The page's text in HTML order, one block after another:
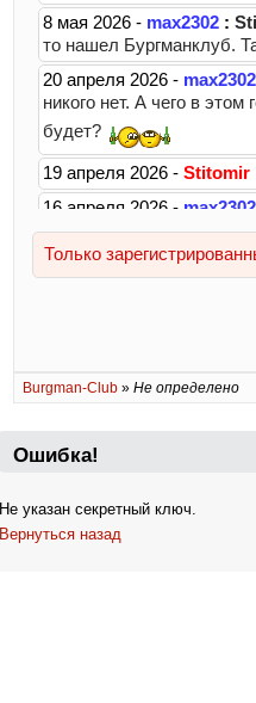
Burgman-Club » Не определено
Ошибка!
Не указан секретный ключ.
Вернуться назад